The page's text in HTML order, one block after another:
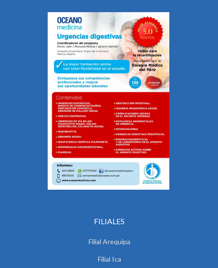
FILIALES
Filial Arequipa
Filial Ica